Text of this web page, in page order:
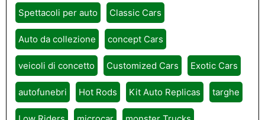
Spettacoli per auto Classic Cars
Auto da collezione concept Cars
veicoli di concetto Customized Cars Exotic Cars
autofunebri Hot Rods Kit Auto Replicas targhe